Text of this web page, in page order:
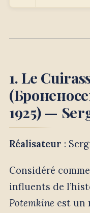
1. Le
1925) —
Réalisateur :
Considéré
influents de
Potemkine est un